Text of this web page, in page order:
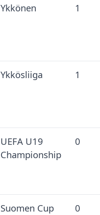
Ykkönen 1
Ykkösliiga 1
UEFA U19
Championship
0
Suomen Cup 0